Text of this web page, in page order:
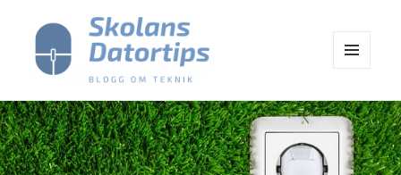
Skolans Datortips
WIDGETS